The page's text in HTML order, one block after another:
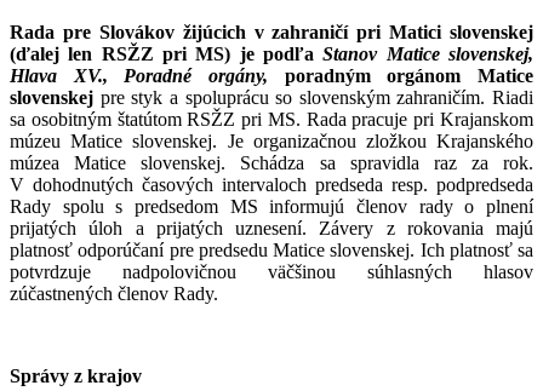
Rada pre Slovákov žijúcich v zahraničí pri Matici slovenskej
(ďalej len RSŽZ pri MS) je podľaStanov Matice slovenskej,
Hlava XV., Poradné orgány, poradným orgánom Matice
slovenskej pre styk a spoluprácu so slovenským zahraničím. Riadi
sa osobitným štatútom RSŽZ pri MS. Rada pracuje pri Krajanskom
múzeu Matice slovenskej. Je organizačnou zložkou Krajanského
múzea Matice slovenskej. Schádza sa spravidla raz za rok.
V dohodnutých časových intervaloch predseda resp. podpredseda
Rady spolu s predsedom MS informujú členov rady o plnení
prijatých úloh a prijatých uznesení. Závery z rokovania majú
platnosť odporúčaní pre predsedu Matice slovenskej. Ich platnosť sa
potvrdzuje nadpolovičnou väčšinou súhlasných hlasov
zúčastnených členov Rady.
Správy z krajov